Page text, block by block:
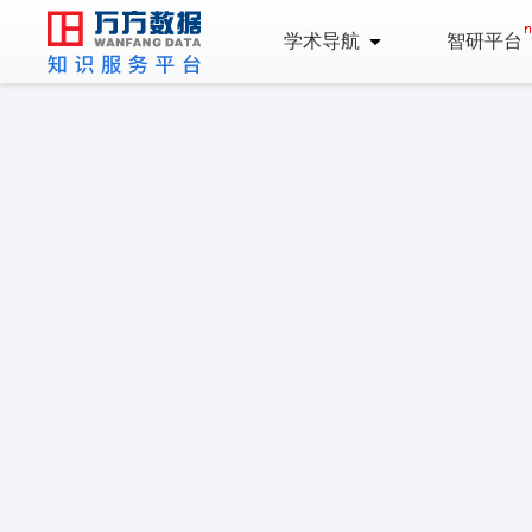
学术导航 智研平台